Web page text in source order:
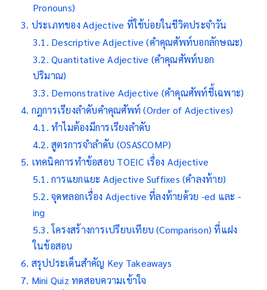
Pronouns)
ประเภทของ Adjective ที่ใช้บ่อยในชีวิตประจำวัน
Descriptive Adjective (คำคุณศัพท์บอกลักษณะ)
Quantitative Adjective (คำคุณศัพท์บอก
ปริมาณ)
Demonstrative Adjective (คำคุณศัพท์ชี้เฉพาะ)
กฎการเรียงลำดับคำคุณศัพท์ (Order of Adjectives)
ทำไมต้องมีการเรียงลำดับ
สูตรการจำลำดับ (OSASCOMP)
เทคนิคการทำข้อสอบ TOEIC เรื่อง Adjective
การแยกแยะ Adjective Suffixes (คำลงท้าย)
จุดหลอกเรื่อง Adjective ที่ลงท้ายด้วย -ed และ -
ing
โครงสร้างการเปรียบเทียบ (Comparison) ที่แฝง
ในข้อสอบ
สรุปประเด็นสำคัญ Key Takeaways
Mini Quiz ทดสอบความเข้าใจ